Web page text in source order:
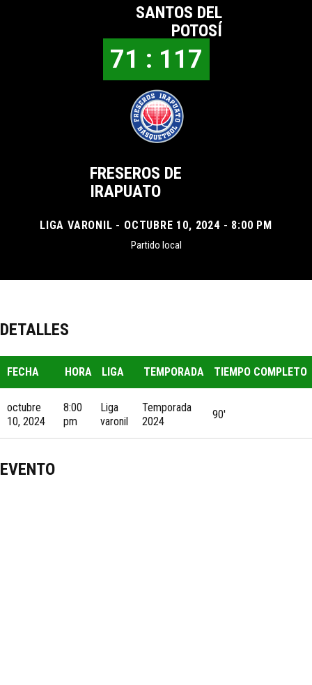
SANTOS DEL
POTOSÍ
71 : 117
FRESEROS DE
IRAPUATO
LIGA VARONIL - OCTUBRE 10, 2024 - 8:00 PM
Partido local
DETALLES
FECHA HORA LIGA TEMPORADA TIEMPO COMPLETO
octubre
10, 2024
8:00
pm
Liga
varonil
Temporada
2024
90'
EVENTO